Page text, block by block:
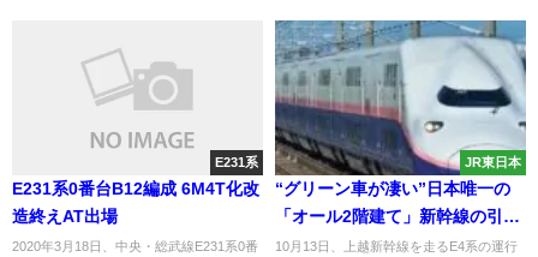
E231系
E231系0番台B12編成 6M4T化改
造終えAT出場
2020年3月18日、中央・総武線E231系0番
JR東日本
“グリーン車が凄い”日本唯一の
「オール2階建て」新幹線の引退
は21年秋に E4系の魅力
10月13日、上越新幹線を走るE4系の運行